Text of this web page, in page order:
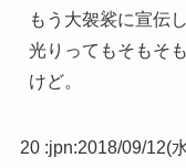
もう大袈裟に宣伝
光りってもそもそ
けど。
20 :jpn:2018/09/12(